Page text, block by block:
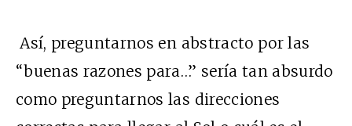
Así, preguntarnos en abstracto por las
“buenas razones para…” sería tan absurdo
como preguntarnos las direcciones